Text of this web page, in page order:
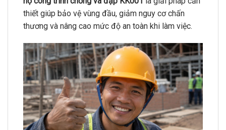
thiết giúp bảo vệ vùng đầu, giảm nguy cơ chấn
thương và nâng cao mức độ an toàn khi làm việc.